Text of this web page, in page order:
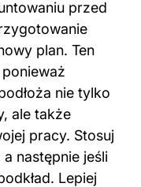
przed
plan. Ten
nie tylko
ale także
pracy. Stosuj
następnie jeśli
Lepiej